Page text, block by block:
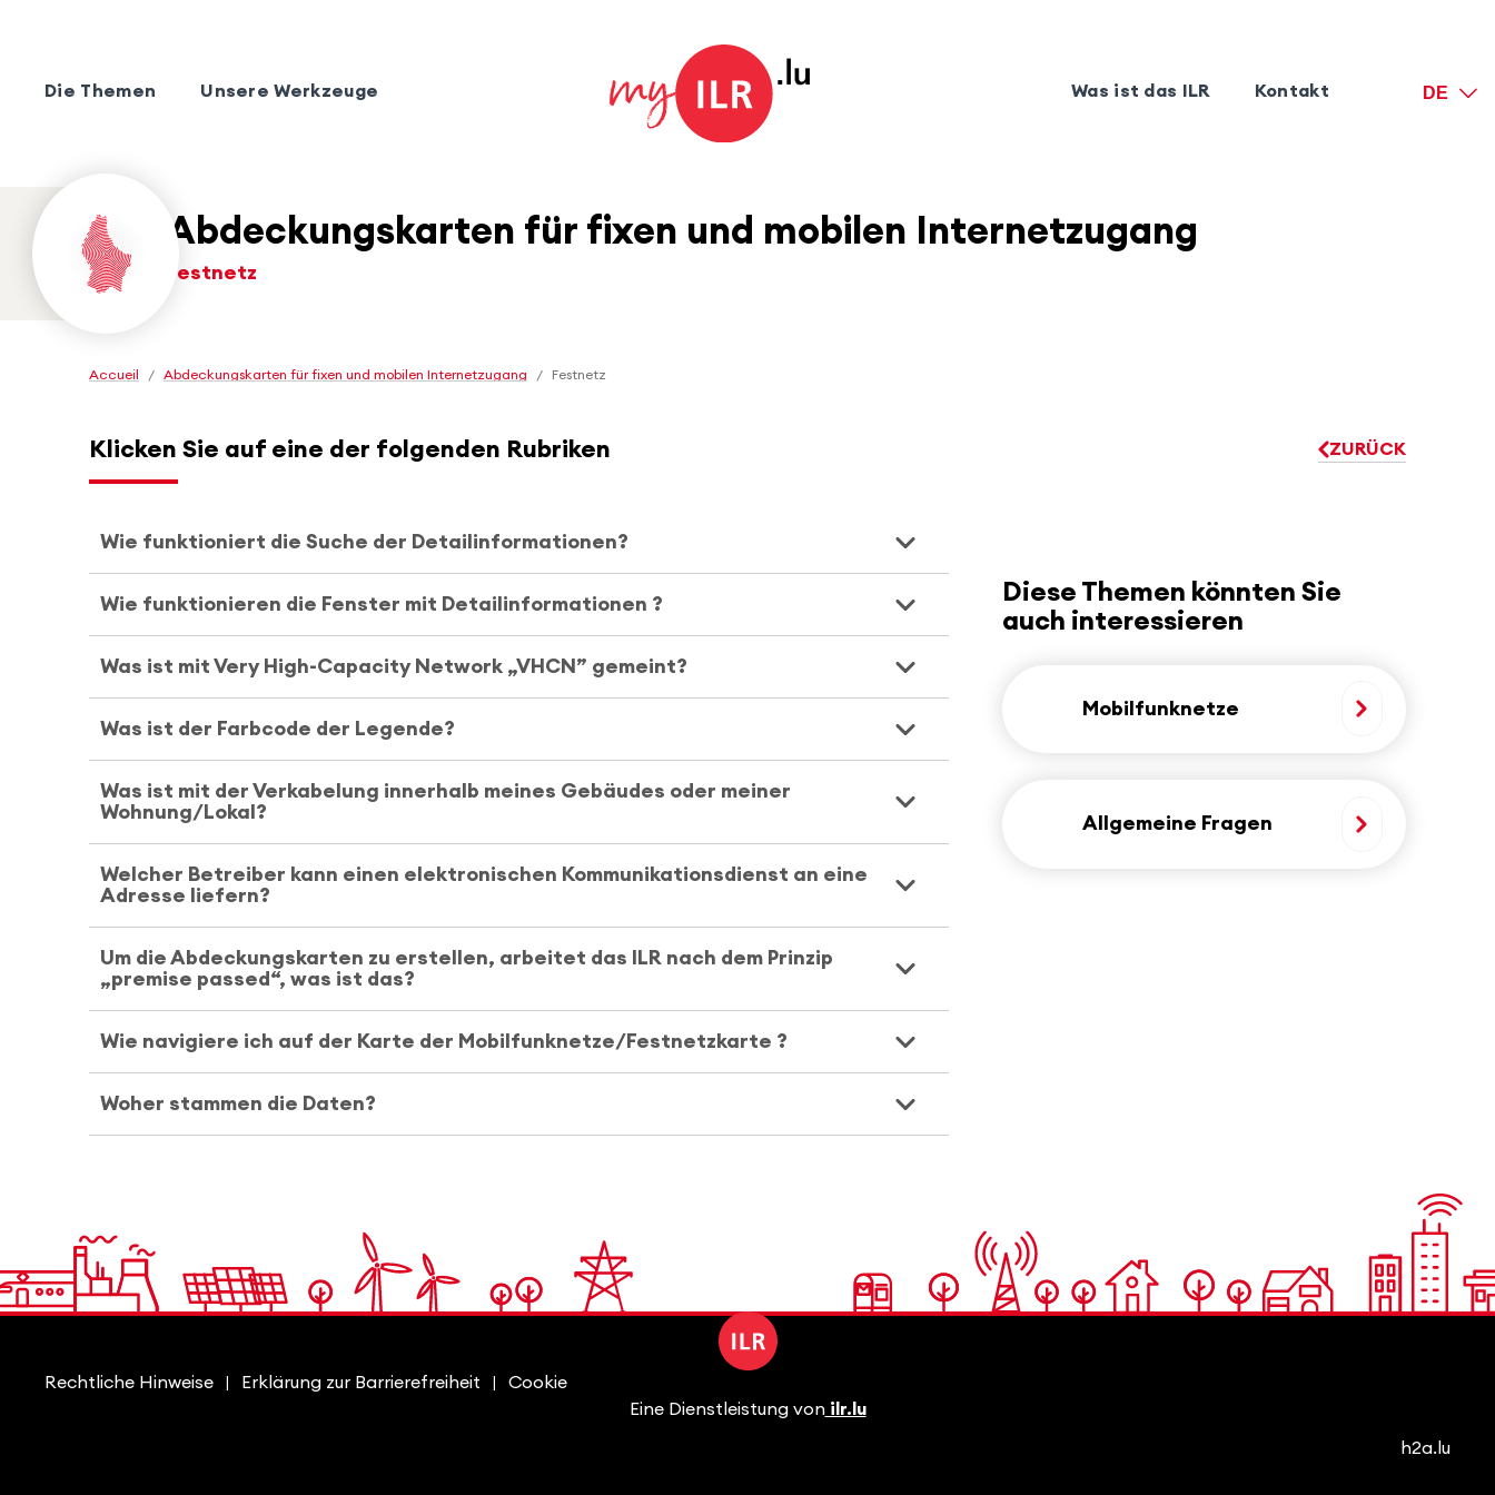
Die Themen Unsere Werkzeuge Was ist das ILR Kontakt DE
Abdeckungskarten für fixen und mobilen Internetzugang
Festnetz
Accueil / Abdeckungskarten für fixen und mobilen Internetzugang / Festnetz
Klicken Sie auf eine der folgenden Rubriken ZURÜCK
Wie funktioniert die Suche der Detailinformationen?
Wie funktionieren die Fenster mit Detailinformationen ?
Was ist mit Very High-Capacity Network „VHCN” gemeint?
Was ist der Farbcode der Legende?
Was ist mit der Verkabelung innerhalb meines Gebäudes oder meiner
Wohnung/Lokal?
Welcher Betreiber kann einen elektronischen Kommunikationsdienst an eine
Adresse liefern?
Um die Abdeckungskarten zu erstellen, arbeitet das ILR nach dem Prinzip
„premise passed“, was ist das?
Wie navigiere ich auf der Karte der Mobilfunknetze/Festnetzkarte ?
Woher stammen die Daten?
Diese Themen könnten Sie
auch interessieren
Mobilfunknetze
Allgemeine Fragen
Rechtliche Hinweise Erklärung zur Barrierefreiheit
Cookie
Eine Dienstleistung vonilr.lu
h2a.lu